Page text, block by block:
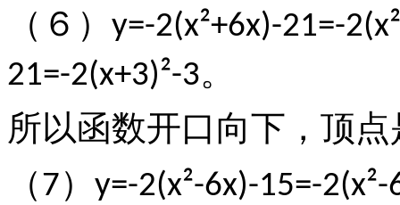
（６） y=-2(x²+6x)-21=-
21=-2(x+3)²-3。
所以函数开口向下，顶点
（7） y=-2(x²-6x)-15=-